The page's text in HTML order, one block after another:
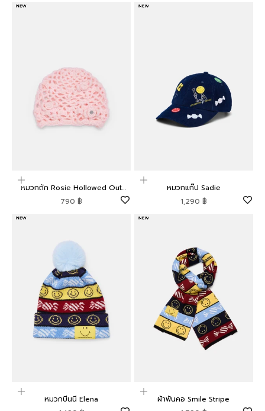
เพิ่มลงในตะกร้าสินค้า
หมวกถัก Rosie Hollowed Out
Hood
ราคาโปรโมชัน
790 ฿
เพิ่มลงในตะกร้าสินค้า
หมวกแก๊ป Sadie
ราคาโปรโมชัน
1,290 ฿
เพิ่มลงในตะกร้าสินค้า
หมวกบีนนี Elena
เพิ่มลงในตะกร้าสินค้า
ผ้าพันคอ Smile Stripe